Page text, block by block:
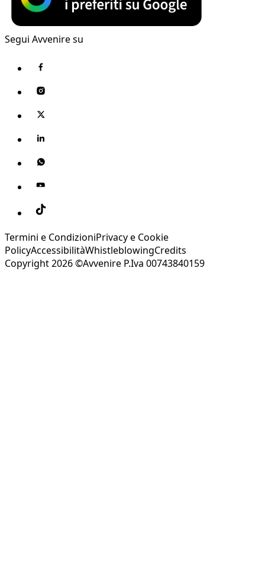
Segui Avvenire su
Termini e CondizioniPrivacy e Cookie
PolicyAccessibilitàWhistleblowingCredits
Copyright 2026 ©Avvenire P.Iva 00743840159